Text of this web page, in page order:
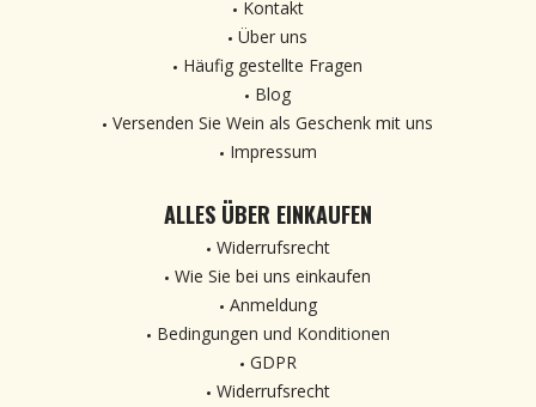
Kontakt
Über uns
Häufig gestellte Fragen
Blog
Versenden Sie Wein als Geschenk mit uns
Impressum
ALLES ÜBER EINKAUFEN
Widerrufsrecht
Wie Sie bei uns einkaufen
Anmeldung
Bedingungen und Konditionen
GDPR
Widerrufsrecht